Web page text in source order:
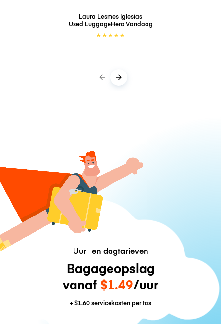
Laura Lesmes Iglesias
Used LuggageHeroVandaag
★★★★★
Uur- en dagtarieven
Bagageopslag
vanaf $1.49/uur
+$1.60servicekosten per tas